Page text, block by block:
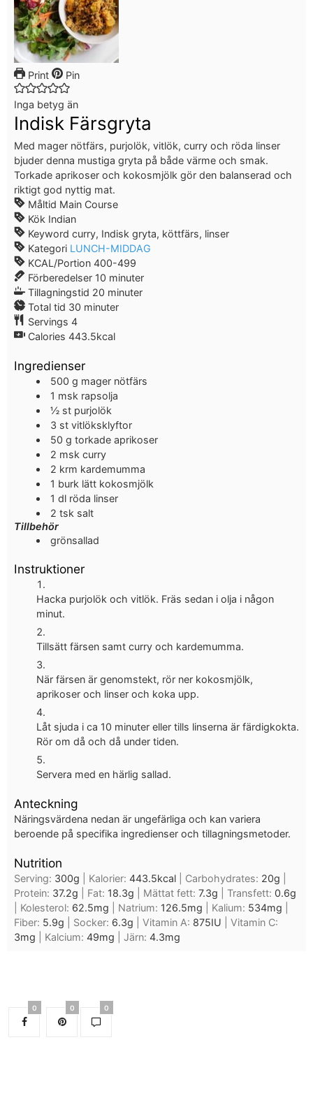
Print Pin
Inga betyg än
Indisk Färsgryta
Med mager nötfärs, purjolök, vitlök, curry och röda linser
bjuder denna mustiga gryta på både värme och smak.
Torkade aprikoser och kokosmjölk gör den balanserad och
riktigt god nyttig mat.
Måltid Main Course
Kök Indian
Keyword curry, Indisk gryta, köttfärs, linser
Kategori LUNCH-MIDDAG
KCAL/Portion 400-499
Förberedelser 10 minuter
Tillagningstid 20 minuter
Total tid 30 minuter
Servings 4
Calories 443.5kcal
Ingredienser
500 g mager nötfärs
1 msk rapsolja
½ st purjolök
3 st vitlöksklyftor
50 g torkade aprikoser
2 msk curry
2 krm kardemumma
1 burk lätt kokosmjölk
1 dl röda linser
2 tsk salt
Tillbehör
grönsallad
Instruktioner
Hacka purjolök och vitlök. Fräs sedan i olja i någon
minut.
Tillsätt färsen samt curry och kardemumma.
När färsen är genomstekt, rör ner kokosmjölk,
aprikoser och linser och koka upp.
Låt sjuda i ca 10 minuter eller tills linserna är färdigkokta.
Rör om då och då under tiden.
Servera med en härlig sallad.
Anteckning
Näringsvärdena nedan är ungefärliga och kan variera
beroende på specifika ingredienser och tillagningsmetoder.
Nutrition
Serving: 300g Kalorier: 443.5kcal Carbohydrates: 20g
Protein: 37.2g Fat: 18.3g Mättat fett: 7.3g Transfett: 0.6g
Kolesterol: 62.5mg Natrium: 126.5mg Kalium: 534mg
Fiber: 5.9g Socker: 6.3g Vitamin A: 875IU
Vitamin C:
3mg Kalcium: 49mg Järn: 4.3mg
0 0 0